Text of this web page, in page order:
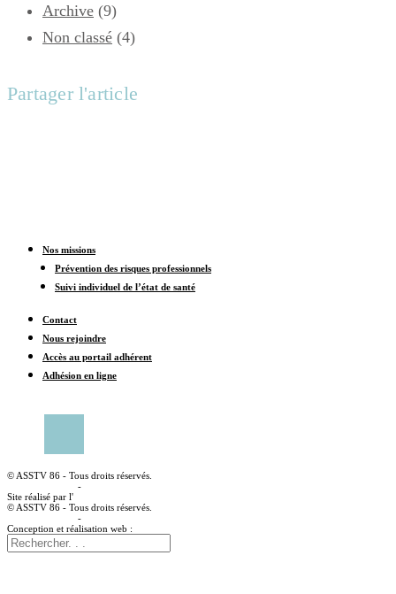
Archive (9)
Non classé (4)
Partager l'article
Nos missions
Prévention des risques professionnels
Suivi individuel de l’état de santé
Contact
Nous rejoindre
Accès au portail adhérent
Adhésion en ligne
© ASSTV 86 - Tous droits réservés.
-
Site réalisé par l'
© ASSTV 86 - Tous droits réservés.
-
Conception et réalisation web :